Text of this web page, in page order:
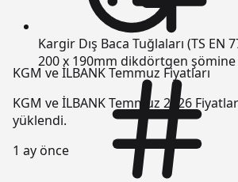
KGM ve İLBANK Temmuz Fiyatları
KGM ve İLBANK Temmuz 2026
yüklendi.
1 ay önce
Kargir Dış Baca Tuğlaları (TS EN
200 x 190mm dikdörtgen şömine